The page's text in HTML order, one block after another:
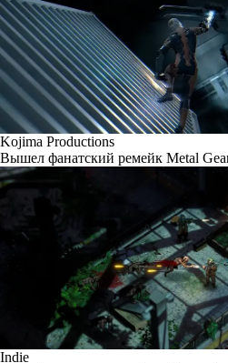
Kojima Productions
Вышел фанатский ремейк Metal
Indie